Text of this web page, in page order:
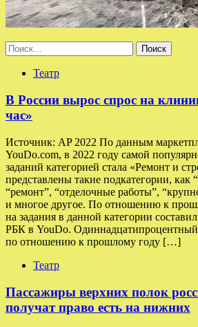
Найти:
Театр
В России вырос спрос на
час»
Источник: AP 2022 По данным
YouDo.com, в 2022 году самой
заданий категорией стала «Ремонт и
представлены такие подкатегории, как
“ремонт”, “отделочные работы”,
и многое другое. По отношению к
на задания в данной категории
РБК в YouDo. Одиннадцатипроцентный
по отношению к прошлому году […]
Театр
Пассажиры верхних полок
получат право есть на нижних